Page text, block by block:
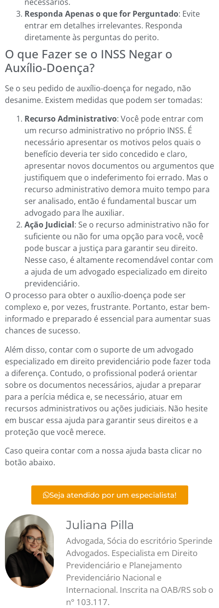
Responda Apenas o que for Perguntado: Evite
entrar em detalhes irrelevantes. Responda
diretamente às perguntas do perito.
O que Fazer se o INSS Negar o
Auxílio-Doença?
Se o seu pedido de auxílio-doença for negado, não
desanime. Existem medidas que podem ser tomadas:
Recurso Administrativo: Você pode entrar com
um recurso administrativo no próprio INSS. É
necessário apresentar os motivos pelos quais o
benefício deveria ter sido concedido e claro,
apresentar novos documentos ou argumentos que
justifiquem que o indeferimento foi errado. Mas o
recurso administrativo demora muito tempo para
ser analisado, então é fundamental buscar um
advogado para lhe auxiliar.
Ação Judicial: Se o recurso administrativo não for
suficiente ou não for uma opção para você, você
pode buscar a justiça para garantir seu direito.
Nesse caso, é altamente recomendável contar com
a ajuda de um advogado especializado em direito
previdenciário.
O processo para obter o auxílio-doença pode ser
complexo e, por vezes, frustrante. Portanto, estar bem-
informado e preparado é essencial para aumentar suas
chances de sucesso.
Além disso, contar com o suporte de um advogado
especializado em direito previdenciário pode fazer toda
a diferença. Contudo, o profissional poderá orientar
sobre os documentos necessários, ajudar a preparar
para a perícia médica e, se necessário, atuar em
recursos administrativos ou ações judiciais. Não hesite
em buscar essa ajuda para garantir seus direitos e a
proteção que você merece.
Caso queira contar com a nossa ajuda basta clicar no
botão abaixo.
Seja atendido por um especialista!
Juliana Pilla
Advogada, Sócia do escritório Sperinde
Advogados. Especialista em Direito
Previdenciário e Planejamento
Previdenciário Nacional e
Internacional. Inscrita na OAB/RS sob o
n° 103.117.